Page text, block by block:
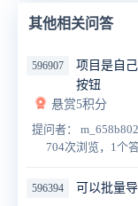
其他相关问答
596907
项目是自
按钮
悬赏5积分
提问者：
704次浏览，1个
596394 可以批量